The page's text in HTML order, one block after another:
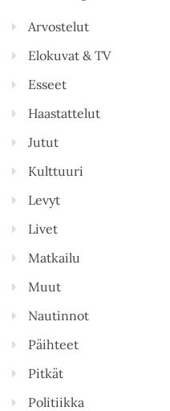
Arvostelut
Elokuvat & TV
Esseet
Haastattelut
Jutut
Kulttuuri
Levyt
Livet
Matkailu
Muut
Nautinnot
Päihteet
Pitkät
Politiikka